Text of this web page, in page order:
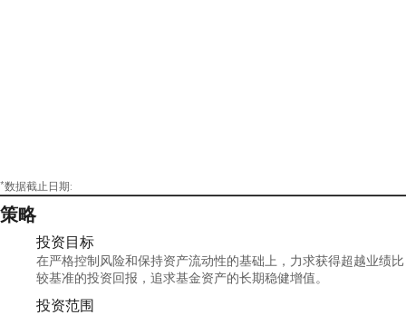
*数据截止日期:
策略
投资目标
在严格控制风险和保持资产流动性的基础上，力求获得超越业绩比
较基准的投资回报，追求基金资产的长期稳健增值。
投资范围